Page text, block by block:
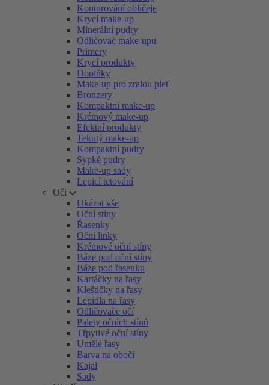
Konturování obličeje
Krycí make-up
Minerální pudry
Odličovač make-upu
Primery
Krycí produkty
Doplňky
Make-up pro zralou pleť
Bronzery
Kompaktní make-up
Krémový make-up
Efektní produkty
Tekutý make-up
Kompaktní pudry
Sypké pudry
Make-up sady
Lepicí tetování
Oči
Ukázat vše
Oční stíny
Řasenky
Oční linky
Krémové oční stíny
Báze pod oční stíny
Báze pod řasenku
Kartáčky na řasy
Kleštičky na řasy
Lepidla na řasy
Odličovače očí
Palety očních stínů
Třpytivé oční stíny
Umělé řasy
Barva na obočí
Kajal
Sady